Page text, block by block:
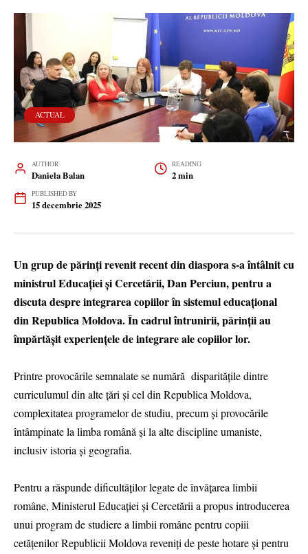
ACTUAL
AUTHOR
Daniela Balan
READING
2 min
PUBLISHED BY
15 decembrie 2025
Un grup de părinți revenit recent din diaspora s-a întâlnit cu
ministrul Educației și Cercetării, Dan Perciun, pentru a
discuta despre integrarea copiilor în sistemul educațional
din Republica Moldova. În cadrul întrunirii, părinții au
împărtășit experiențele de integrare ale copiilor lor.
Printre provocările semnalate se numără disparitățile dintre
curriculumul din alte țări și cel din Republica Moldova,
complexitatea programelor de studiu, precum și provocările
întâmpinate la limba română și la alte discipline umaniste,
inclusiv istoria și geografia.
Pentru a răspunde dificultăților legate de învățarea limbii
române, Ministerul Educației și Cercetării a propus introducerea
unui program de studiere a limbii române pentru copiii
cetățenilor Republicii Moldova reveniți de peste hotare și pentru